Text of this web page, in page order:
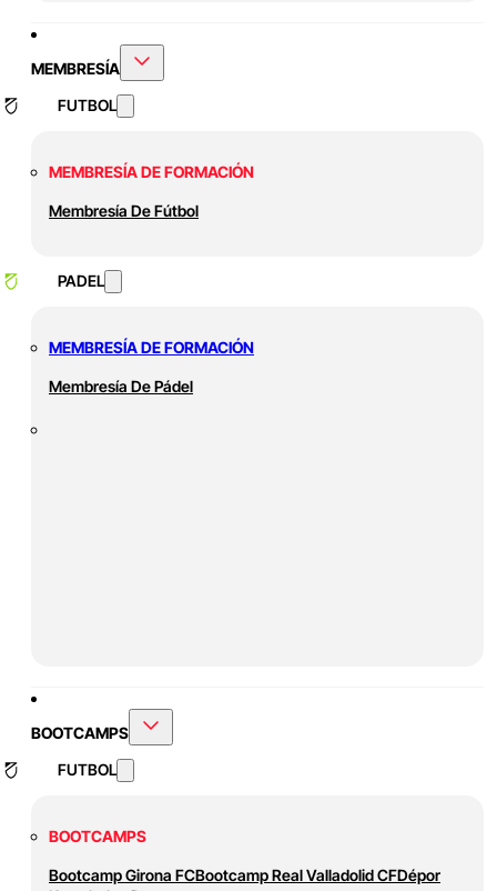
MEMBRESÍA
FUTBOL
MEMBRESÍA DE FORMACIÓN
Membresía De Fútbol
PADEL
MEMBRESÍA DE FORMACIÓN
Membresía De Pádel
BOOTCAMPS
FUTBOL
BOOTCAMPS
Bootcamp Girona FCBootcamp Real Valladolid CFDépor